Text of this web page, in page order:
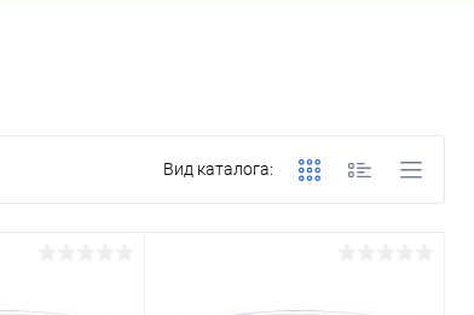
Вид каталога: